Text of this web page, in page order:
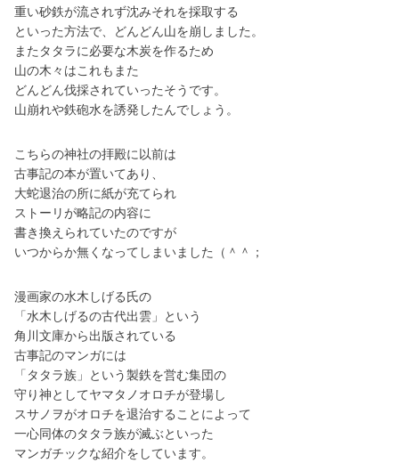
重い砂鉄が流されず沈みそれを採取する
といった方法で、どんどん山を崩しました。
またタタラに必要な木炭を作るため
山の木々はこれもまた
どんどん伐採されていったそうです。
山崩れや鉄砲水を誘発したんでしょう。
こちらの神社の拝殿に以前は
古事記の本が置いてあり、
大蛇退治の所に紙が充てられ
ストーリが略記の内容に
書き換えられていたのですが
いつからか無くなってしまいました（＾＾；
漫画家の水木しげる氏の
「水木しげるの古代出雲」という
角川文庫から出版されている
古事記のマンガには
「タタラ族」という製鉄を営む集団の
守り神としてヤマタノオロチが登場し
スサノヲがオロチを退治することによって
一心同体のタタラ族が滅ぶといった
マンガチックな紹介をしています。